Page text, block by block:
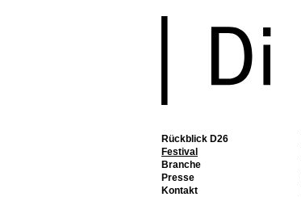
Rückblick D26
Festival
Branche
Presse
Kontakt